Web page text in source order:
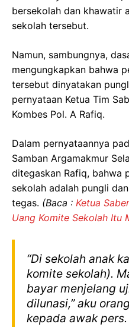
bersekolah dan khawatir
sekolah tersebut.
Namun, sambungnya,
mengungkapkan bahwa
tersebut dinyatakan
pernyataan Ketua Tim
Kombes Pol. A Rafiq.
Dalam pernyataannya
Samban Argamakmur
ditegaskan Rafiq, bahwa
sekolah adalah pungli
tegas. (Baca : Ketua
Uang Komite Sekolah Itu
“Di sekolah anak
komite sekolah).
bayar menjelang
dilunasi,” aku
kepada awak pers.